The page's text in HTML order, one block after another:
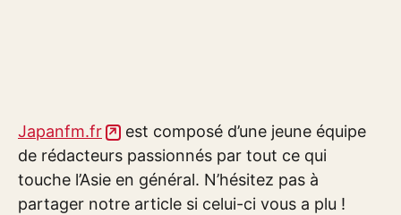
Japanfm.fr
est composé d’une jeune équipe
de rédacteurs passionnés par tout ce qui
touche l’Asie en général. N’hésitez pas à
partager notre article si celui-ci vous a plu !